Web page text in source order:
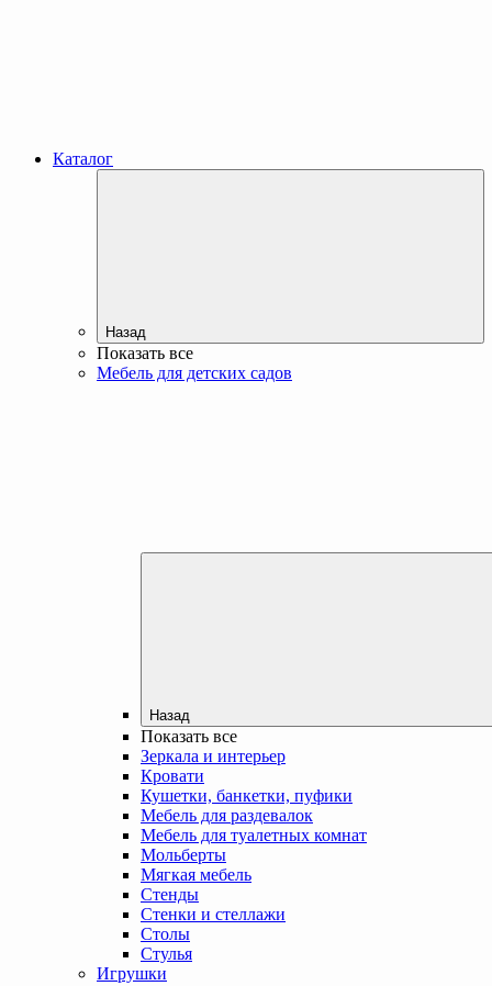
Каталог
Назад
Показать все
Мебель для детских садов
Назад
Показать все
Зеркала и интерьер
Кровати
Кушетки, банкетки, пуфики
Мебель для раздевалок
Мебель для туалетных комнат
Мольберты
Мягкая мебель
Стенды
Стенки и стеллажи
Столы
Стулья
Игрушки